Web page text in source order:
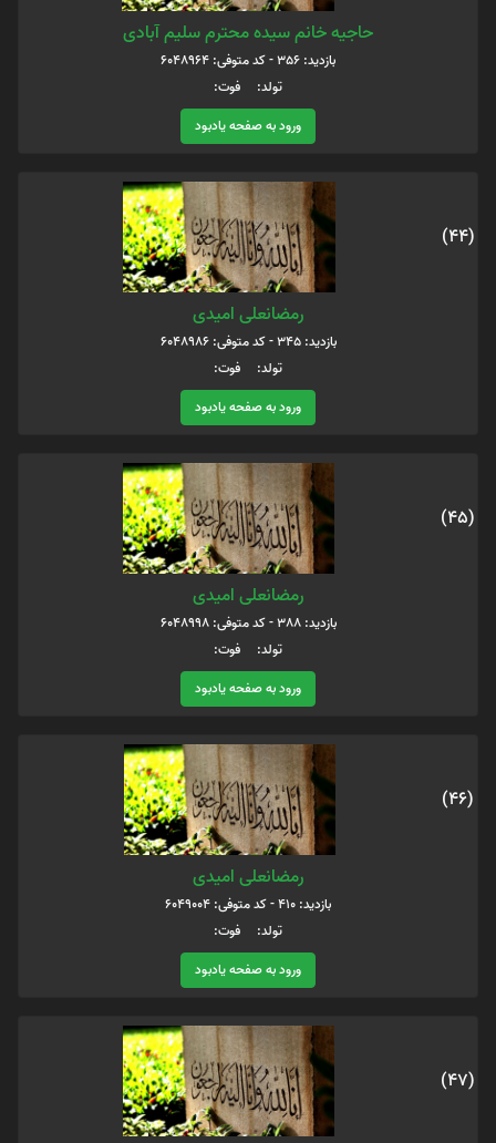
حاجیه خانم سیده محترم سلیم آبادی
بازدید: 356 - کد متوفی: 6048964
تولد: فوت:
ورود به صفحه یادبود
(44)
رمضانعلی امیدی
بازدید: 345 - کد متوفی: 6048986
تولد: فوت:
ورود به صفحه یادبود
(45)
رمضانعلی امیدی
بازدید: 388 - کد متوفی: 6048998
تولد: فوت:
ورود به صفحه یادبود
(46)
رمضانعلی امیدی
بازدید: 410 - کد متوفی: 6049004
تولد: فوت:
ورود به صفحه یادبود
(47)